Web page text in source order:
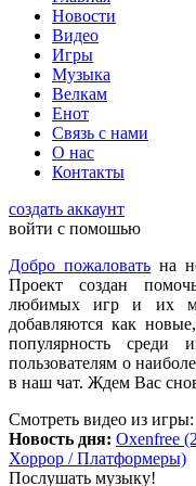
Checkmate:ometu
Что ты имеешь ввиду?
всех категорий людей,
интересуются играми и
Mifman:
Цитата: lexafrog
Обновите, пожалуйста,
Игра обновлена
lexafrog
Обновите,
обнов вышло, а на сайте
Новости
Видео
Игры
Музыка
Велкам
Енот
Связь с нами
О нас
Контакты
создать аккаунт
войти с помошью
Добро пожаловать на
Проект создан
любимых игр и их
добавляются как
популярность
пользователям о
в наш чат. Ждем Вас
Смотреть видео из игры:
Новость дня: Oxenfree
Хоррор / Платформеры)
Послушать музыку!